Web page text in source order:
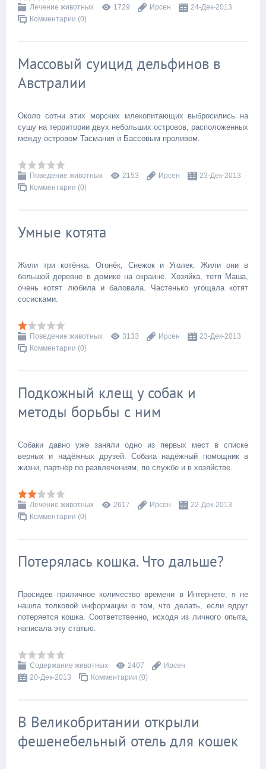
Лечение животных 1729 Ирсен
24-Дек-2013
Комментарии (0)
Массовый суицид дельфинов в
Австралии
Около сотни этих морских млекопитающих выбросились на
сушу на территории двух небольших островов, расположенных
между островом Тасмания и Бассовым проливом.
Поведение животных 2153 Ирсен
23-Дек-2013
Комментарии (0)
Умные котята
Жили три котёнка: Огонёк, Снежок и Уголек. Жили они в
большой деревне в домике на окраине. Хозяйка, тетя Маша,
очень котят любила и баловала. Частенько угощала котят
сосисками.
Поведение животных 3133 Ирсен
23-Дек-2013
Комментарии (0)
Подкожный клещ у собак и
методы борьбы с ним
Собаки давно уже заняли одно из первых мест в списке
верных и надёжных друзей. Собака надёжный помощник в
жизни, партнёр по развлечениям, по службе и в хозяйстве.
Лечение животных 2617 Ирсен
22-Дек-2013
Комментарии (0)
Потерялась кошка. Что дальше?
Просидев приличное количество времени в Интернете, я не
нашла толковой информации о том, что делать, если вдруг
потеряется кошка. Соответственно, исходя из личного опыта,
написала эту статью.
Содержание животных 2407
Ирсен
20-Дек-2013
Комментарии (0)
В Великобритании открыли
фешенебельный отель для кошек